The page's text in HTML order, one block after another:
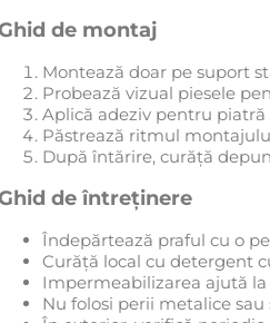
de montaj
Montează doar pe suport
Probează vizual piesele
Aplică adeziv pentru
Păstrează ritmul
După întărire, curăță
de întreținere
Îndepărtează praful cu o
Curăță local cu detergent
Impermeabilizarea ajută
Nu folosi perii metalice